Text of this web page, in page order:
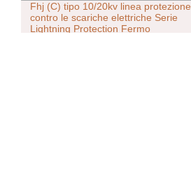
Fhj (C) tipo 10/20kv linea protezione
contro le scariche elettriche Serie
Lightning Protection Fermo